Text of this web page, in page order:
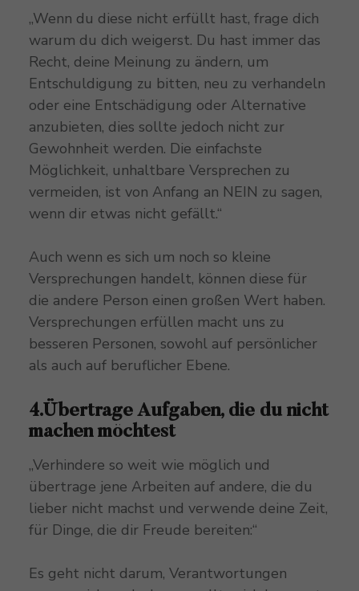
„Wenn du diese nicht erfüllt hast, frage dich
warum du dich weigerst. Du hast immer das
Recht, deine Meinung zu ändern, um
Entschuldigung zu bitten, neu zu verhandeln
oder eine Entschädigung oder Alternative
anzubieten, dies sollte jedoch nicht zur
Gewohnheit werden. Die einfachste
Möglichkeit, unhaltbare Versprechen zu
vermeiden, ist von Anfang an NEIN zu sagen,
wenn dir etwas nicht gefällt.“
Auch wenn es sich um noch so kleine
Versprechungen handelt, können diese für
die andere Person einen großen Wert haben.
Versprechungen erfüllen macht uns zu
besseren Personen, sowohl auf persönlicher
als auch auf beruflicher Ebene.
4.Übertrage Aufgaben, die du nicht
machen möchtest
„Verhindere so weit wie möglich und
übertrage jene Arbeiten auf andere, die du
lieber nicht machst und verwende deine Zeit,
für Dinge, die dir Freude bereiten:“
Es geht nicht darum, Verantwortungen